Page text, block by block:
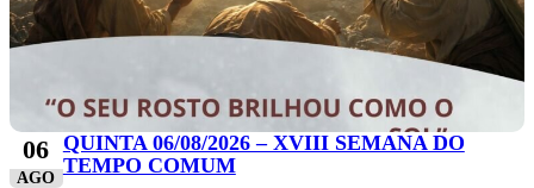
06
AGO
QUINTA 06/08/2026 – XVIII SEMANA DO
TEMPO COMUM